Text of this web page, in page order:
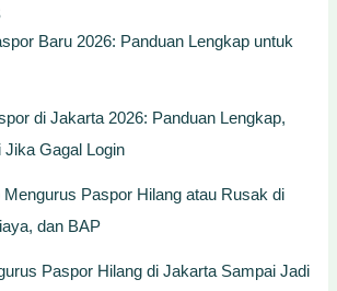
Baru 2026: Panduan Lengkap untuk
di Jakarta 2026: Panduan Lengkap,
Jika Gagal Login
Mengurus Paspor Hilang atau Rusak di
dan BAP
Paspor Hilang di Jakarta Sampai Jadi